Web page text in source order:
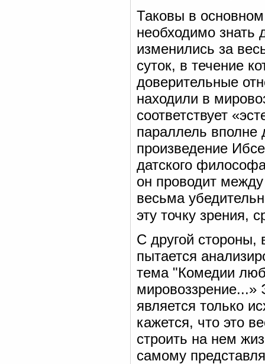
Таковы в
необходимо знать
изменились за
суток, в течение
доверительные
находили в
соответствует
параллель вполне
произведение
датского
он проводит
весьма
эту точку зрения,
С другой стороны,
пытается
тема "Комедии
мировоззрение...»
является только
кажется, что это
строить на нем
самому